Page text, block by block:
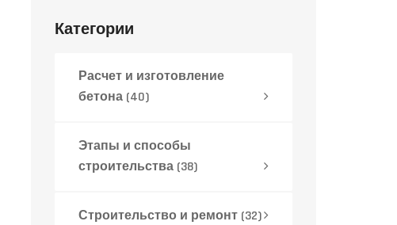
Категории
Расчет и изготовление
бетона (40)
Этапы и способы
строительства (38)
Строительство и ремонт (32)